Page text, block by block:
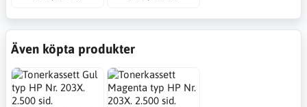
Även köpta produkter